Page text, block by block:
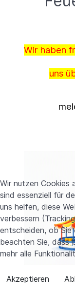
Wir haben
uns
Wir nutzen Cookies
sind essenziell für
uns helfen, diese
verbessern
entscheiden, ob Sie
beachten Sie, dass
mehr alle
Akzeptieren